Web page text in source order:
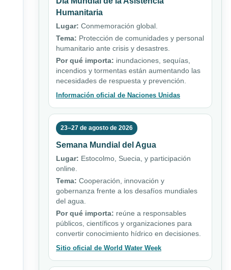
Humanitaria
Lugar: Conmemoración global.
Tema: Protección de comunidades y personal
humanitario ante crisis y desastres.
Por qué importa: inundaciones, sequías,
incendios y tormentas están aumentando las
necesidades de respuesta y prevención.
Información oficial de Naciones Unidas
23–27 de agosto de 2026
Semana Mundial del Agua
Lugar: Estocolmo, Suecia, y participación
online.
Tema: Cooperación, innovación y
gobernanza frente a los desafíos mundiales
del agua.
Por qué importa: reúne a responsables
públicos, científicos y organizaciones para
convertir conocimiento hídrico en decisiones.
Sitio oficial de World Water Week